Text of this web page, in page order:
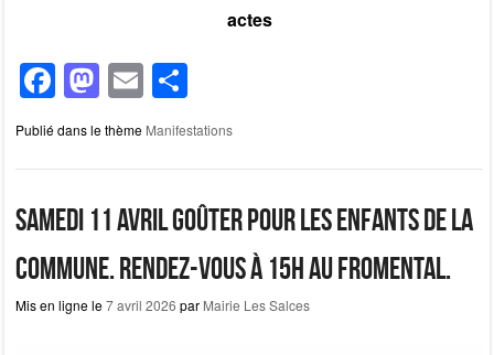
actes
F
a
c
e
b
o
o
k
M
a
st
o
d
o
n
E
m
ail
ar
ta
g
er
Publié dans le thème Manifestations
Samedi 11 avril goûter pour les enfants de la
commune. Rendez-vous à 15h au Fromental.
Mis en ligne le7 avril 2026 par Mairie Les Salces